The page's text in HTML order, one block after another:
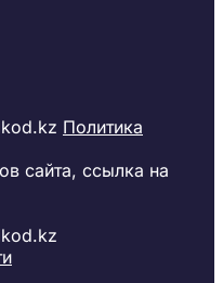
Политика
сайта, ссылка на